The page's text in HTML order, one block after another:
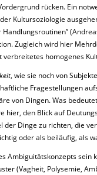
rücken. Ein
Kultursoziologie
Zugleich wird hier
homogenes
, wie sie noch von
Fragestellungen
von Dingen. Was
hier, den Blick auf
der Dinge zu richten, die
oder als beiläufig, als
Ambiguitätskonzepts sein
(Vagheit, Polysemie,